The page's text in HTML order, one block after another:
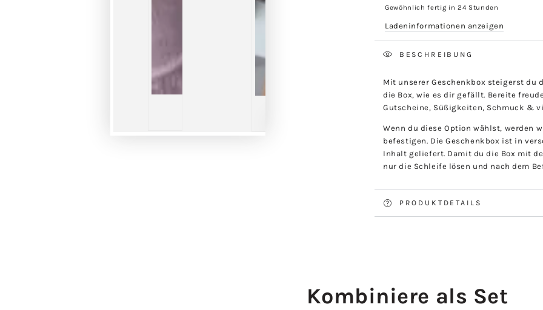
Gewöhnlich fertig in 24 Stunden
Ladeninformationen anzeigen
BESCHREIBUNG
Mit unserer Geschenkbox steigerst du
die Box, wie es dir gefällt. Bereite
Gutscheine, Süßigkeiten, Schmuck &
Wenn du diese Option wählst, werden
befestigen. Die Geschenkbox ist in
Inhalt geliefert. Damit du die Box mit
nur die Schleife lösen und nach dem
PRODUKTDETAILS
Kombiniere als Set